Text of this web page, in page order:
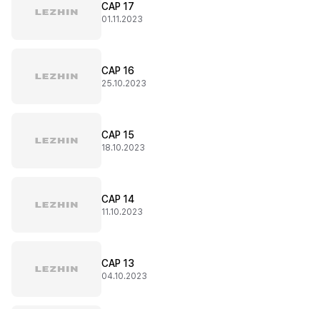
CAP 17
01.11.2023
CAP 16
25.10.2023
CAP 15
18.10.2023
CAP 14
11.10.2023
CAP 13
04.10.2023